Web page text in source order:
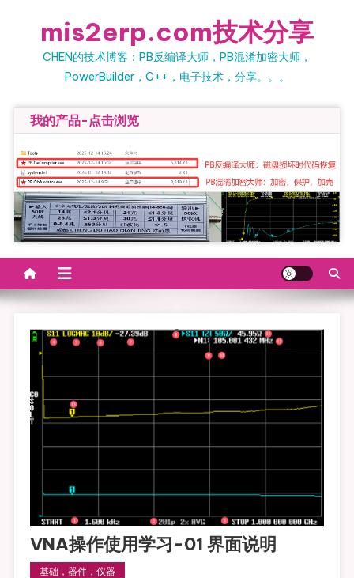
mis2erp.com技术分享
CHEN的技术博客：PB反编译大师，PB混淆加密大师，
PowerBuilder，C++，电子技术，分享。。。
我的产品-点击浏览
VNA操作使用学习-01 界面说明
基础，器件，仪器